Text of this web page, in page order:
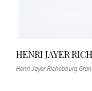
HENRI JAYER
Henri Jayer Richebourg